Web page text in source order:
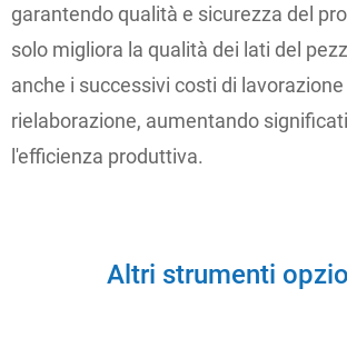
garantendo qualità e sicurezza del
solo migliora la qualità dei lati del
anche i successivi costi di lavorazione
rielaborazione, aumentando
l'efficienza produttiva.
Altri strumenti